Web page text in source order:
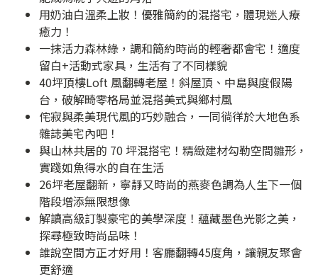
用奶油白溫柔上妝！優雅簡約的混搭宅，體現迷人療
癒力！
一抹活力森林綠，調和簡約時尚的輕奢都會宅！適度
留白+活動式家具，生活有了不同樣貌
40坪頂樓Loft 風翻轉老屋！斜屋頂、中島與度假陽
台，破解畸零格局並混搭美式與鄉村風
侘寂與柔美現代風的巧妙融合，一同徜徉於大地色系
雜誌美宅內吧！
與山林共居的 70 坪混搭宅！精緻建材勾勒空間雛形，
實踐如魚得水的自在生活
26坪老屋翻新，寧靜又時尚的燕麥色調為人生下一個
階段增添無限想像
解讀高級訂製豪宅的美學深度！蘊藏墨色光影之美，
探尋極致時尚品味！
誰說空間方正才好用！客廳翻轉45度角，讓親友聚會
更舒適